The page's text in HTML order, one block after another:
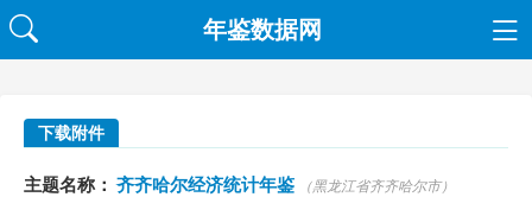
年鉴数据网
下载附件
主题名称：齐齐哈尔经济统计年鉴 （黑龙江省齐齐哈尔市）